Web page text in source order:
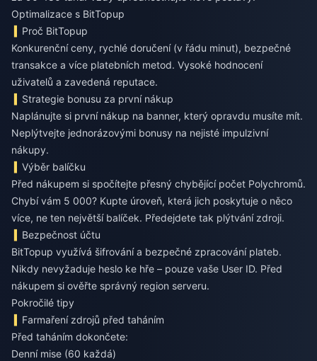
Optimalizace s BitTopup
Proč BitTopup
Konkurenční ceny, rychlé doručení (v řádu minut), bezpečné
transakce a více platebních metod. Vysoké hodnocení
uživatelů a zavedená reputace.
Strategie bonusu za první nákup
Naplánujte si první nákup na banner, který opravdu musíte mít.
Neplýtvejte jednorázovými bonusy na nejisté impulzivní
nákupy.
Výběr balíčku
Před nákupem si spočítejte přesný chybějící počet Polychromů.
Chybí vám 5 000? Kupte úroveň, která jich poskytuje o něco
více, ne ten největší balíček. Předejdete tak plýtvání zdroji.
Bezpečnost účtu
BitTopup využívá šifrování a bezpečné zpracování plateb.
Nikdy nevyžaduje heslo ke hře – pouze vaše User ID. Před
nákupem si ověřte správný region serveru.
Pokročilé tipy
Farmaření zdrojů před taháním
Před taháním dokončete:
Denní mise (60 každá)